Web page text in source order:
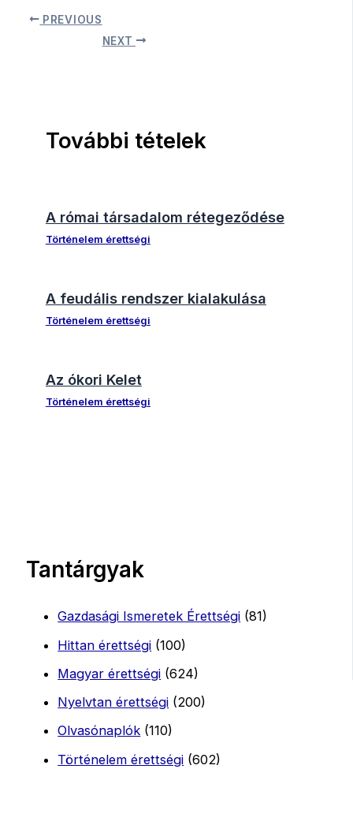
PREVIOUS
NEXT
További tételek
A római társadalom rétegeződése
Történelem érettségi
A feudális rendszer kialakulása
Történelem érettségi
Az ókori Kelet
Történelem érettségi
Tantárgyak
Gazdasági Ismeretek Érettségi (81)
Hittan érettségi (100)
Magyar érettségi (624)
Nyelvtan érettségi (200)
Olvasónaplók (110)
Történelem érettségi (602)